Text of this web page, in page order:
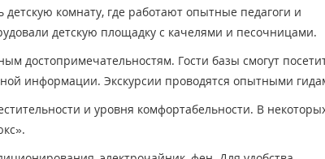
комнату, где работают опытные педагоги и
детскую площадку с качелями и песочницами.
достопримечательностям. Гости базы смогут
информации. Экскурсии проводятся опытными
и уровня комфортабельности. В